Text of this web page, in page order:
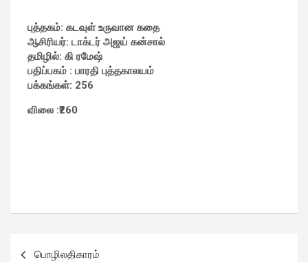
புத்தகம்: கடவுள் உருவான கதை
ஆசிரியர்: டாக்டர் அஜய் கன்சால்
தமிழில்: கி ரமேஷ்
பதிப்பகம் : பாரதி புத்தகாலயம்
பக்கங்கள்: 256
விலை :₹260
பொழிலதிகாரம்